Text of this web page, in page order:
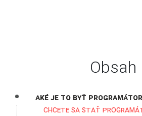
Obsah
Aké je to byť
Chcete sa stať